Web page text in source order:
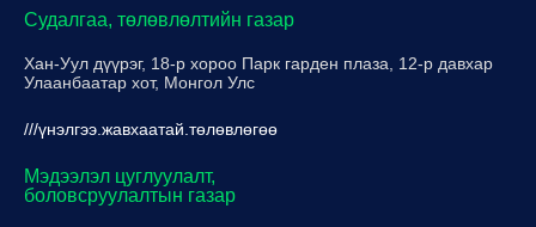
Судалгаа, төлөвлөлтийн газар
Хан-Уул дүүрэг, 18-р хороо Парк гарден плаза, 12-р давхар
Улаанбаатар хот, Монгол Улс
///үнэлгээ.жавхаатай.төлөвлөгөө
Мэдээлэл цуглуулалт,
боловсруулалтын газар